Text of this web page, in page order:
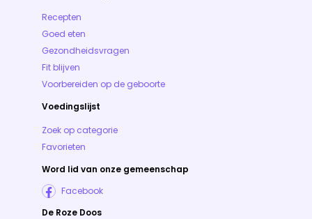
Recepten
Goed eten
Gezondheidsvragen
Fit blijven
Voorbereiden op de geboorte
Voedingslijst
Zoek op categorie
Favorieten
Word lid van onze gemeenschap
Facebook
De Roze Doos